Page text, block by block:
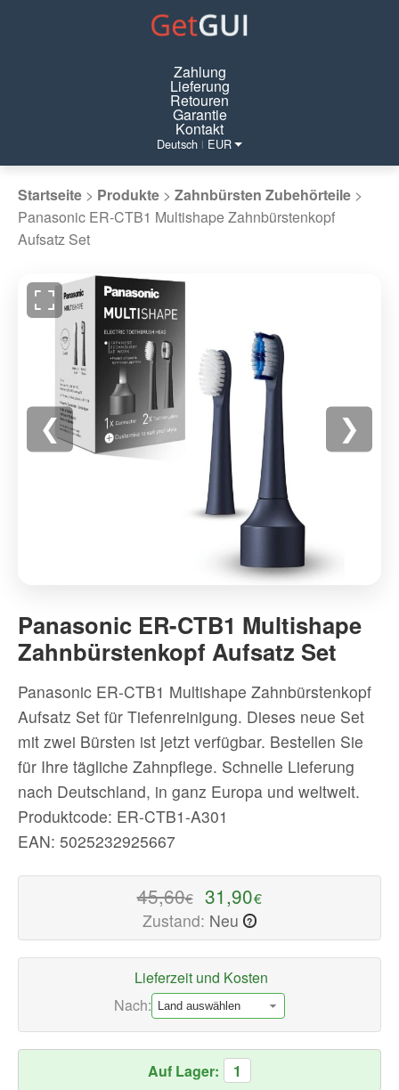
Zahlung
Lieferung
Retouren
Garantie
Kontakt
Deutsch | EUR
Startseite > Produkte > Zahnbürsten Zubehörteile >
Panasonic ER-CTB1 Multishape Zahnbürstenkopf
Aufsatz Set
❮ ❯
ER-
CTB1
Multishape
Zahnbürstenkopf
Aufsatz
Set
-
Hochwertig
Zahnbürsten
Zubehörteile
Jetzt
Panasonic ER-CTB1 Multishape
Zahnbürstenkopf Aufsatz Set
Panasonic ER-CTB1 Multishape Zahnbürstenkopf
Aufsatz Set für Tiefenreinigung. Dieses neue Set
mit zwei Bürsten ist jetzt verfügbar. Bestellen Sie
für Ihre tägliche Zahnpflege. Schnelle Lieferung
nach Deutschland, in ganz Europa und weltweit.
Produktcode: ER-CTB1-A301
EAN: 5025232925667
45,60€ 31,90€
Zustand: Neu ?
Lieferzeit und Kosten
Nach:
Auf Lager: 1